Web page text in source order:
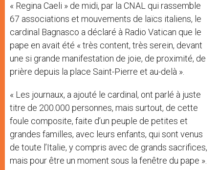
« Regina Caeli » de midi, par la CNAL qui rassemble
67 associations et mouvements de laïcs italiens, le
cardinal Bagnasco a déclaré à Radio Vatican que le
pape en avait été « très content, très serein, devant
une si grande manifestation de joie, de proximité, de
prière depuis la place Saint-Pierre et au-delà ».
« Les journaux, a ajouté le cardinal, ont parlé à juste
titre de 200.000 personnes, mais surtout, de cette
foule composite, faite d’un peuple de petites et
grandes familles, avec leurs enfants, qui sont venus
de toute l’Italie, y compris avec de grands sacrifices,
mais pour être un moment sous la fenêtre du pape ».